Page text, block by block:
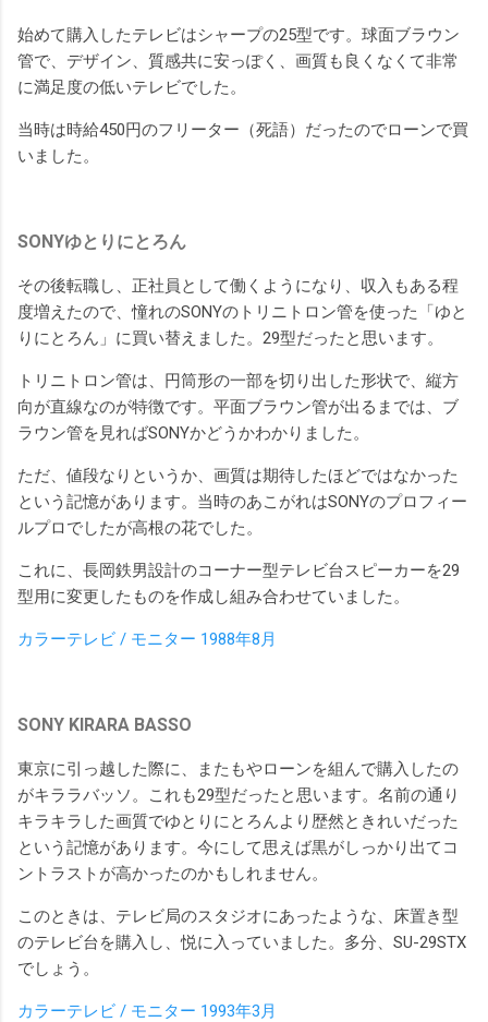
始めて購入したテレビはシャープの25型です。球面ブラウン
管で、デザイン、質感共に安っぽく、画質も良くなくて非常
に満足度の低いテレビでした。
当時は時給450円のフリーター（死語）だったのでローンで買
いました。
SONYゆとりにとろん
その後転職し、正社員として働くようになり、収入もある程
度増えたので、憧れのSONYのトリニトロン管を使った「ゆと
りにとろん」に買い替えました。29型だったと思います。
トリニトロン管は、円筒形の一部を切り出した形状で、縦方
向が直線なのが特徴です。平面ブラウン管が出るまでは、ブ
ラウン管を見ればSONYかどうかわかりました。
ただ、値段なりというか、画質は期待したほどではなかった
という記憶があります。当時のあこがれはSONYのプロフィー
ルプロでしたが高根の花でした。
これに、長岡鉄男設計のコーナー型テレビ台スピーカーを29
型用に変更したものを作成し組み合わせていました。
カラーテレビ / モニター 1988年8月
SONY KIRARA BASSO
東京に引っ越した際に、またもやローンを組んで購入したの
がキララバッソ。これも29型だったと思います。名前の通り
キラキラした画質でゆとりにとろんより歴然ときれいだった
という記憶があります。今にして思えば黒がしっかり出てコ
ントラストが高かったのかもしれません。
このときは、テレビ局のスタジオにあったような、床置き型
のテレビ台を購入し、悦に入っていました。多分、SU-29STX
でしょう。
カラーテレビ / モニター 1993年3月